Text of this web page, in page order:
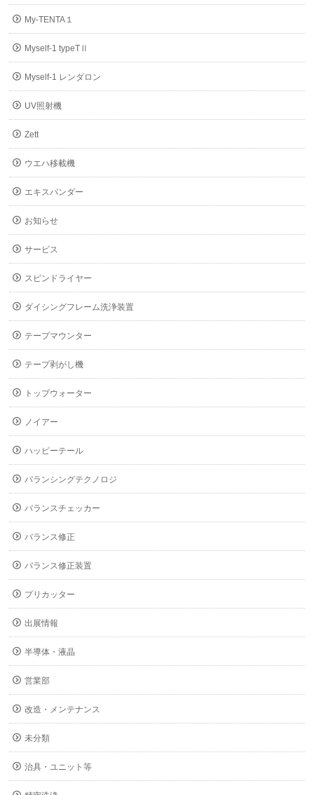
My-TENTA１
Myself-1 typeTⅡ
Myself-1 レンダロン
UV照射機
Zett
ウエハ移載機
エキスパンダー
お知らせ
サービス
スピンドライヤー
ダイシングフレーム洗浄装置
テープマウンター
テープ剥がし機
トップウォーター
ノイアー
ハッピーテール
バランシングテクノロジ
バランスチェッカー
バランス修正
バランス修正装置
プリカッター
出展情報
半導体・液晶
営業部
改造・メンテナンス
未分類
治具・ユニット等